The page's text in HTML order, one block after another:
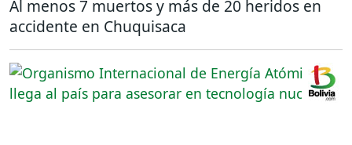
Al menos 7 muertos y más de 20 heridos en
accidente en Chuquisaca